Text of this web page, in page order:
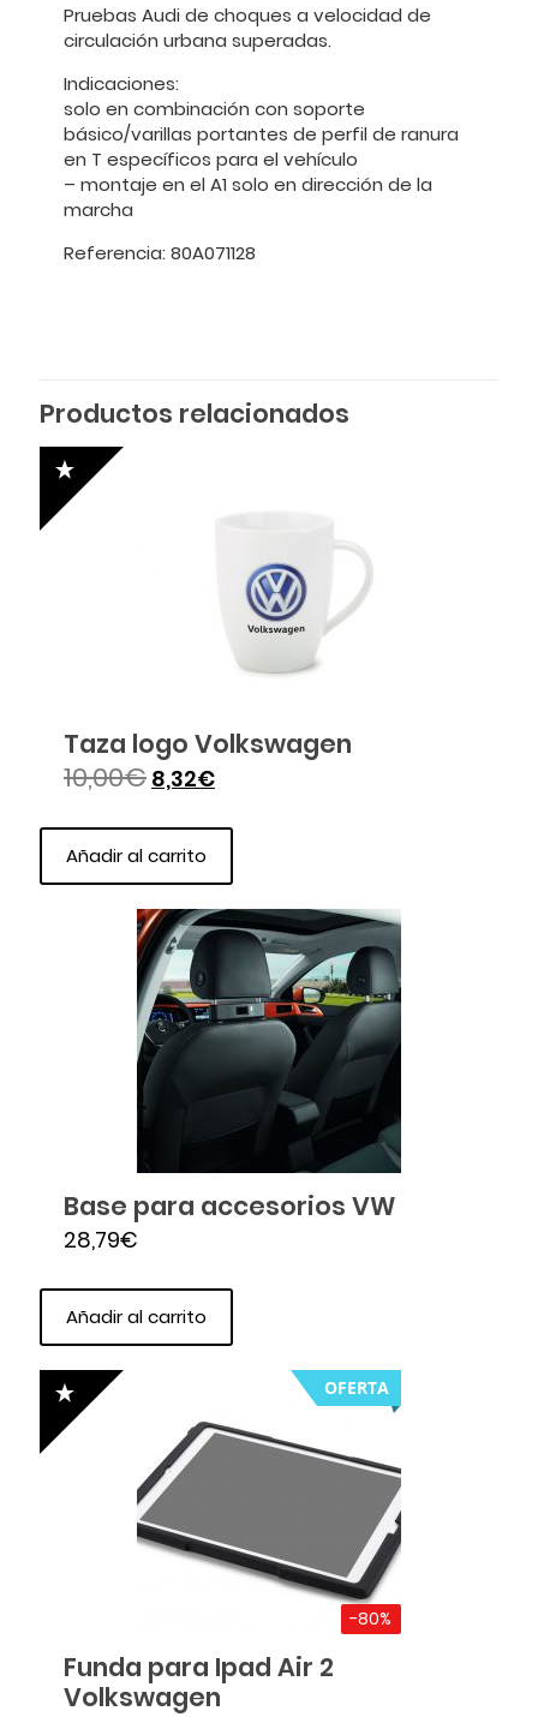
Pruebas Audi de choques a velocidad de
circulación urbana superadas.
Indicaciones:
solo en combinación con soporte
básico/varillas portantes de perfil de ranura
en T específicos para el vehículo
– montaje en el A1 solo en dirección de la
marcha
Referencia: 80A071128
Productos relacionados
Taza logo Volkswagen
10,00€ 8,32€
Añadir al carrito
Base para accesorios VW
28,79€
Añadir al carrito
-80%
OFERTA
Funda para Ipad Air 2
Volkswagen